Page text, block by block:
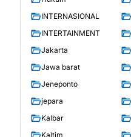
INTERNASIONAL
INTERTAINMENT
Jakarta
Jawa barat
Jeneponto
jepara
Kalbar
Kaltim